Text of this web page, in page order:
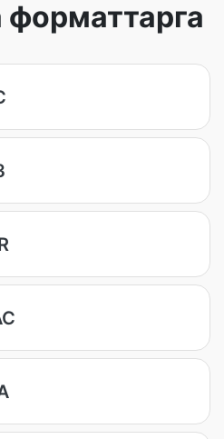
форматтарга